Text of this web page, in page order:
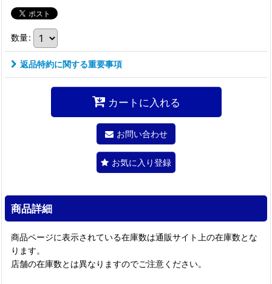
数量:
返品特約に関する重要事項
カートに入れる
お問い合わせ
お気に入り登録
商品詳細
商品ページに表示されている在庫数は通販サイト上の在庫数とな
ります。
店舗の在庫数とは異なりますのでご注意ください。